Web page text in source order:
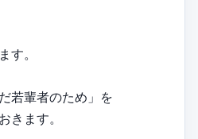
す。
若輩者のため」を
きます。